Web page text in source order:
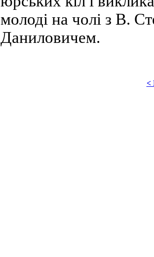
молоді на чолі з В.
Даниловичем.
<